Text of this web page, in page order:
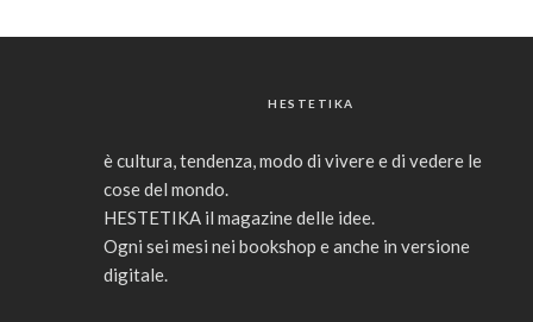
HESTETIKA
è cultura, tendenza, modo di vivere e di vedere le
cose del mondo.
HESTETIKA il magazine delle idee.
Ogni sei mesi nei bookshop e anche in versione
digitale.